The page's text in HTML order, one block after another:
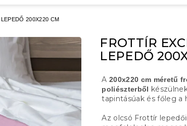
200X220 CM
FROTTÍR
LEPEDŐ
A200x220 cm méretű
poliészterből
tapintásúak és főleg a
Az olcsó Frottír